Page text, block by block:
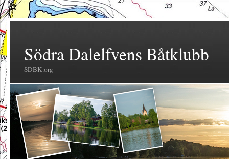
Södra Dalelfvens Båtklubb
SDBK.org